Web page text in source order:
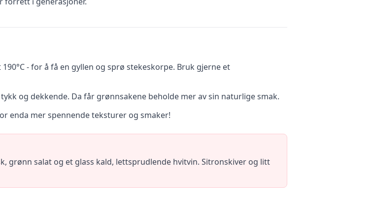
- for å få en gyllen og sprø stekeskorpe. Bruk gjerne et
og dekkende. Da får grønnsakene beholde mer av sin naturlige smak.
enda mer spennende teksturer og smaker!
grønn salat og et glass kald, lettsprudlende hvitvin. Sitronskiver og litt